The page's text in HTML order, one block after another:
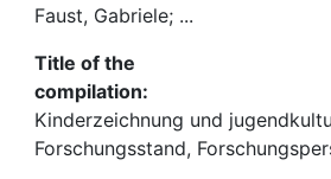
Faust, Gabriele; ...
Title of the
compilation:
Kinderzeichnung und
Forschungsstand,